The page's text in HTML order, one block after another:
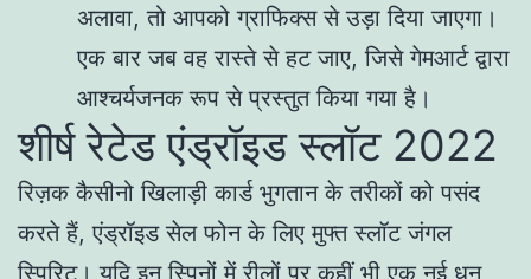
अलावा, तो आपको ग्राफिक्स से उड़ा दिया जाएगा।
एक बार जब वह रास्ते से हट जाए, जिसे गेमआर्ट द्वारा
आश्चर्यजनक रूप से प्रस्तुत किया गया है।
शीर्ष रेटेड एंड्रॉइड स्लॉट 2022
रिज़क कैसीनो खिलाड़ी कार्ड भुगतान के तरीकों को पसंद
करते हैं, एंड्रॉइड सेल फोन के लिए मुफ्त स्लॉट जंगल
स्पिरिट। यदि इन स्पिनों में रीलों पर कहीं भी एक नई धन